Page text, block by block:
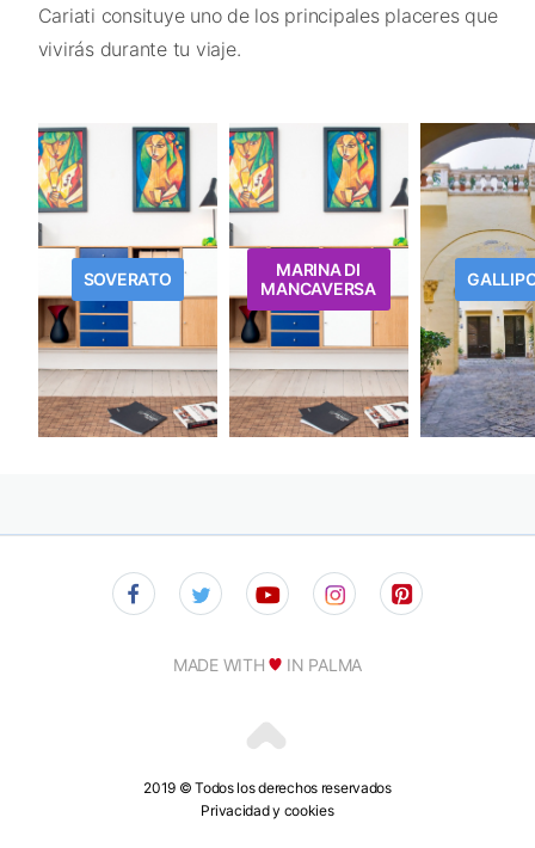
Cariati consituye uno de los principales placeres que
vivirás durante tu viaje.
SOVERATO
MARINA DI
MANCAVERSA
2019 © Todos los derechos reservados
Privacidad y cookies
MADE WITH IN PALMA